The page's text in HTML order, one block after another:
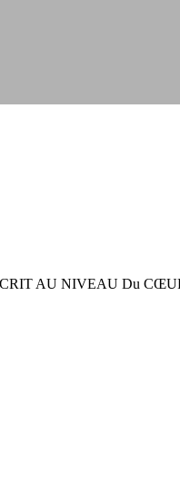
AU NIVEAU Du